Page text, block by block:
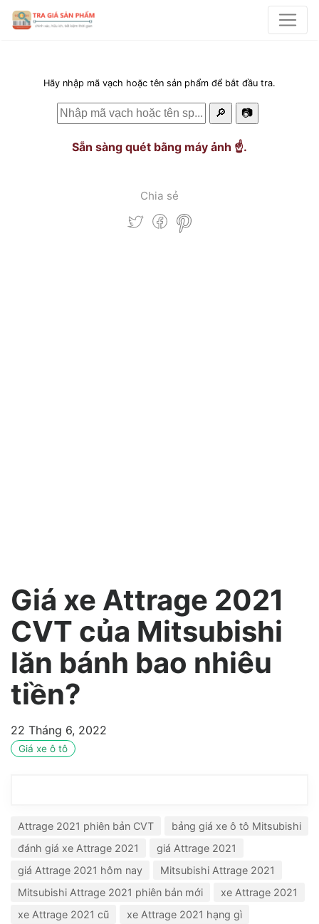
Hãy nhập mã vạch hoặc tên sản phẩm để bắt đầu tra.
🔎 📷
Sẵn sàng quét bằng máy ảnh ☝️.
Chia sẻ
Giá xe Attrage 2021
CVT của Mitsubishi
lăn bánh bao nhiêu
tiền?
22 Tháng 6, 2022
Giá xe ô tô
Attrage 2021 phiên bản CVT
bảng giá xe ô tô Mitsubishi
đánh giá xe Attrage 2021
giá Attrage 2021
giá Attrage 2021 hôm nay
Mitsubishi Attrage 2021
Mitsubishi Attrage 2021 phiên bản mới
xe Attrage 2021
xe Attrage 2021 cũ
xe Attrage 2021 hạng gì